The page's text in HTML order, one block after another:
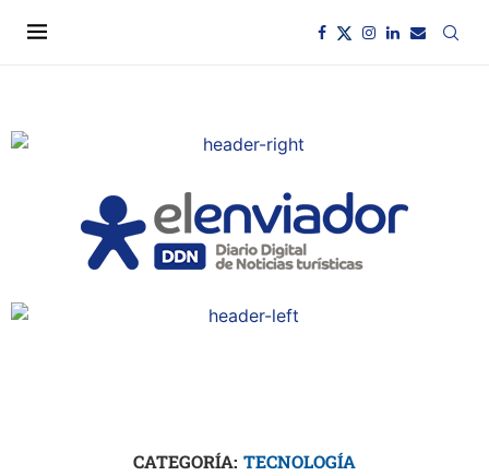
CATEGORÍA: TECNOLOGÍA